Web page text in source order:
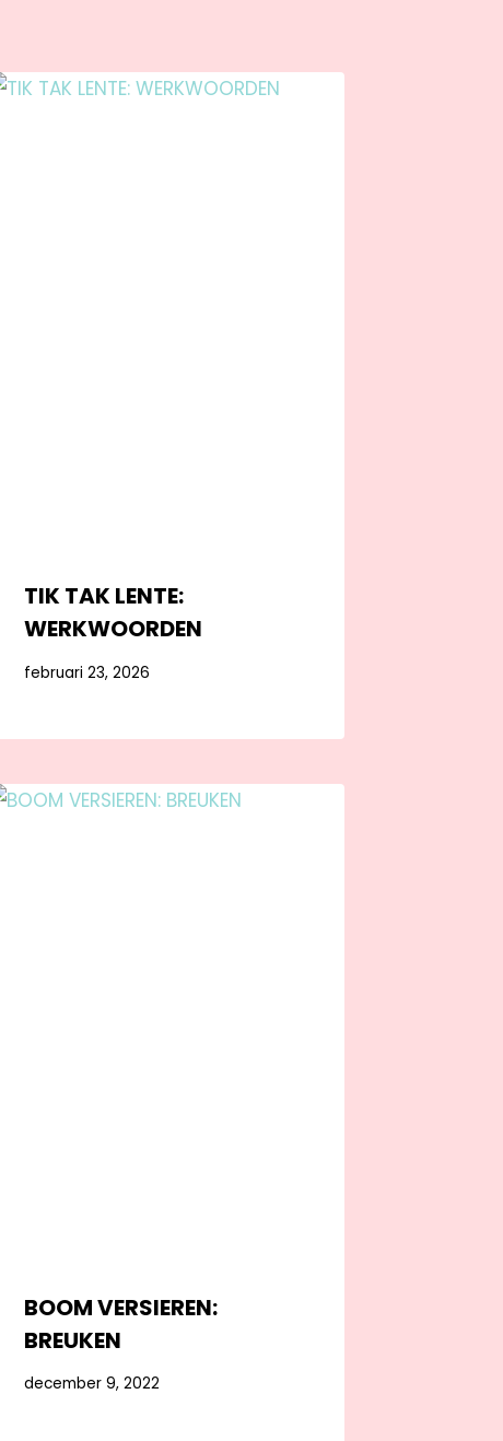
TIK TAK LENTE:
WERKWOORDEN
februari 23, 2026
BOOM VERSIEREN:
BREUKEN
december 9, 2022